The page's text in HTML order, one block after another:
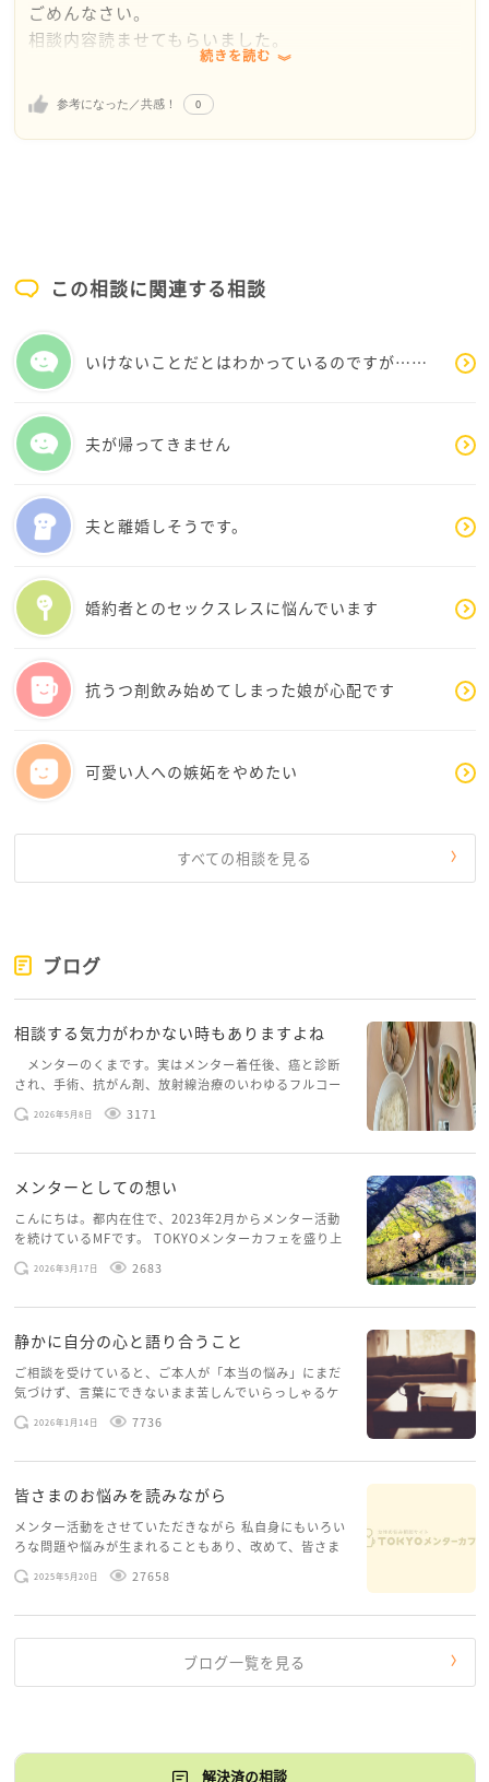
ごめんなさい。
相談内容読ませてもらいました。
『去年よりは頑張って登校している』
これだけでも凄いことですよ。
休んだ後に学校へ行くのに、どれほどの勇気が必要だ
思い出してしまい1人で大泣きしてます』
そんな気になさらないでください。
今は学校に行けたこと、それだけでも凄いことなので
すから、自分で自分を褒めてあげてほしいです。
『あの時、あんな風に言わなきゃ良かった』
こんな風に反省会をしてしまった夜は、必ず『大丈
くださいね。少しは不安が和らぐはずです。
私も新社会人のとき、会社に行くことが辛くて、純金
さんと同じように毎日1人大反省会をしていたんですよ
ね。当時のことを思い出し、純金さんと自分を重ねて
しまいました。
全く同じ状況ではないかもしれないけれど、純金さん
のこと応援したくなりました。
あと私、地域の学習支援のボランティアをしているん
ですが、不登校の生徒も参加してくれています。純金
参加してみても、人の輪が広がっていいのかなって思
いました。
の辺りにしておきますね。少しでも純金さんのお役に
立てれば嬉しいです。
続きを読む
参考になった／共感！ 0
この相談に関連する相談
いけないことだとはわかっているのですが……
夫が帰ってきません
夫と離婚しそうです。
婚約者とのセックスレスに悩んでいます
抗うつ剤飲み始めてしまった娘が心配です
可愛い人への嫉妬をやめたい
すべての相談を見る
ブログ
相談する気力がわかない時もありますよね
メンターのくまです。実はメンター着任後、癌と診断
され、手術、抗がん剤、放射線治療のいわゆるフルコー
スを体験していて、しばらくメンターカフェに来られて
いませんでした。体力だけでなく、気力も落ちパソコン
2026年5月8日 3171
メンターとしての想い
こんにちは。都内在住で、2023年2月からメンター活動
を続けているMFです。 TOKYOメンターカフェを盛り上
げたいという想いから、勇気を出して初めてブログを投
稿してみようと思います。少し自分のことを書いてみま
2026年3月17日 2683
静かに自分の心と語り合うこと
ご相談を受けていると、ご本人が「本当の悩み」にまだ
気づけず、言葉にできないまま苦しんでいらっしゃるケ
ースがありますお悩みというのは、心の深いところ（深
層心理）に触れることで、まったく違う角度から解決の
2026年1月14日 7736
皆さまのお悩みを読みながら
メンター活動をさせていただきながら 私自身にもいろい
ろな問題や悩みが生まれることもあり、改めて、皆さま
のお悩みを読みながら 「みんな、もがいてる。わたし
だけじゃないんだな」と、逆に励まされるような日々で
2025年5月20日 27658
ブログ一覧を見る
解決済の相談